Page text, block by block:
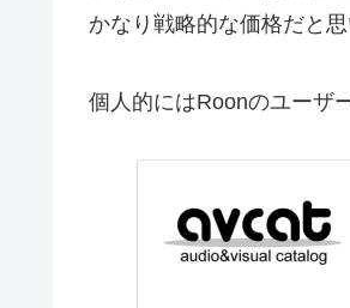
かなり戦略的な価格だと思
個人的にはRoonのユーザ